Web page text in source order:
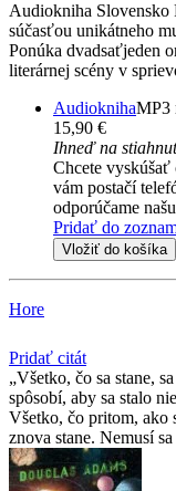
Audiokniha Slovensko
súčasťou unikátneho
Ponúka dvadsaťjeden
literárnej scény v
AudioknihaMP3
15,90 €
Ihneď na
Chcete
vám postačí
odporúčame
Pridať do
Vložiť do košíka
Hore
Pridať citát
Všetko, čo sa stane,
spôsobí, aby sa stalo
Všetko, čo pritom, ako
znova stane. Nemusí